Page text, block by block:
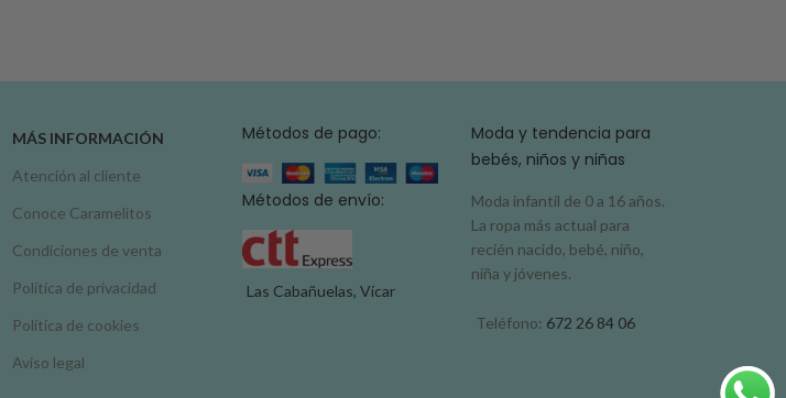
MÁS INFORMACIÓN
Atención al cliente
Conoce Caramelitos
Condiciones de venta
Política de privacidad
Política de cookies
Aviso legal
Métodos de pago:
Métodos de envío:
Las Cabañuelas, Vícar
Moda y tendencia para
bebés, niños y niñas
Moda infantil de 0 a 16 años.
La ropa más actual para
recién nacido, bebé, niño,
niña y jóvenes.
Teléfono: 672 26 84 06